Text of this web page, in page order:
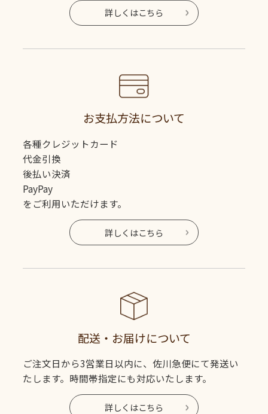
詳しくはこちら
お支払方法について
各種クレジットカード
代金引換
後払い決済
PayPay
をご利用いただけます。
詳しくはこちら
配送・お届けについて
ご注文日から3営業日以内に、佐川急便にて発送い
たします。時間帯指定にも対応いたします。
詳しくはこちら